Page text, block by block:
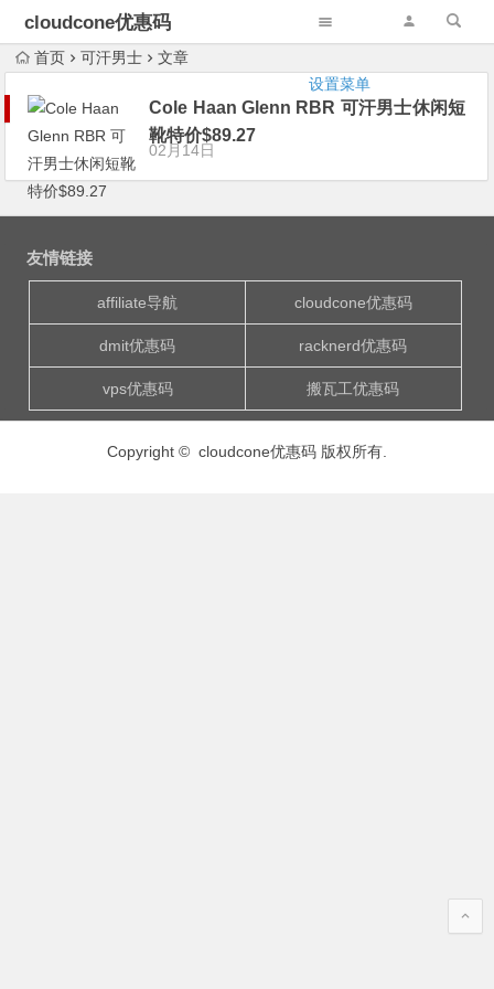
cloudcone优惠码
设置菜单
首页 可汗男士 文章
Cole Haan Glenn RBR 可汗男士休闲短
靴特价$89.27
02月14日
友情链接
affiliate导航 cloudcone优惠码
dmit优惠码 racknerd优惠码
vps优惠码 搬瓦工优惠码
Copyright © cloudcone优惠码 版权所有.